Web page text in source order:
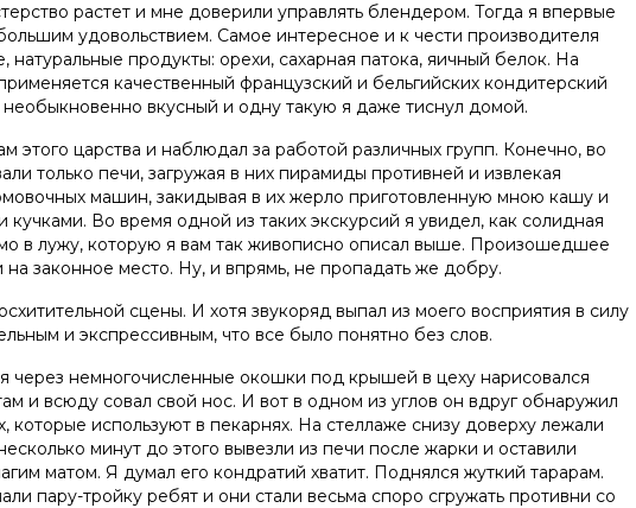
растет и мне доверили управлять блендером. Тогда я впервые
удовольствием. Самое интересное и к чести производителя
натуральные продукты: орехи, сахарная патока, яичный белок. На
качественный французский и бельгийских кондитерский
вкусный и одну такую я даже тиснул домой.
этого царства и наблюдал за работой различных групп. Конечно, во
только печи, загружая в них пирамиды противней и извлекая
машин, закидывая в их жерло приготовленную мною кашу и
Во время одной из таких экскурсий я увидел, как солидная
в лужу, которую я вам так живописно описал выше. Произошедшее
законное место. Ну, и впрямь, не пропадать же добру.
сцены. И хотя звукоряд выпал из моего восприятия в силу
и экспрессивным, что все было понятно без слов.
через немногочисленные окошки под крышей в цеху нарисовался
и всюду совал свой нос. И вот в одном из углов он вдруг обнаружил
которые используют в пекарнях. На стеллаже снизу доверху лежали
минут до этого вывезли из печи после жарки и оставили
матом. Я думал его кондратий хватит. Поднялся жуткий тарарам.
пару-тройку ребят и они стали весьма споро сгружать противни со